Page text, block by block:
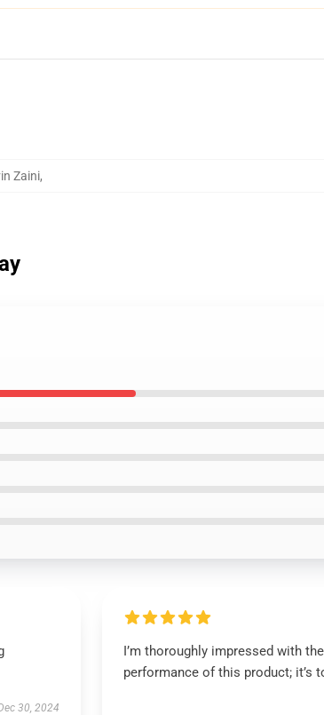
Zaini,
30, 2024
I’m thoroughly impressed with
performance of this product; it’s